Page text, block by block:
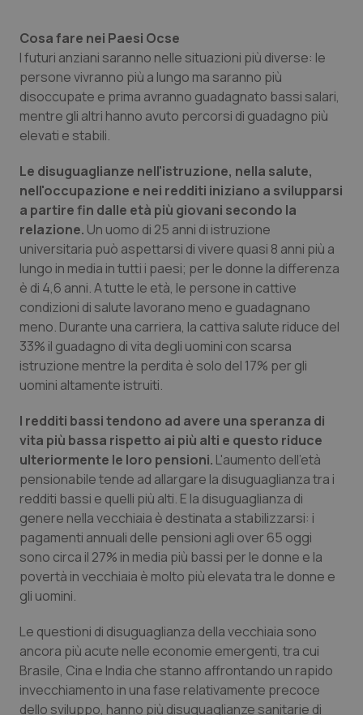
Cosa fare nei Paesi Ocse
I futuri anziani saranno nelle situazioni più diverse: le
persone vivranno più a lungo ma saranno più
disoccupate e prima avranno guadagnato bassi salari,
mentre gli altri hanno avuto percorsi di guadagno più
elevati e stabili.
Le disuguaglianze nell'istruzione, nella salute,
nell'occupazione e nei redditi iniziano a svilupparsi
a partire fin dalle età più giovani secondo la
relazione. Un uomo di 25 anni di istruzione
universitaria può aspettarsi di vivere quasi 8 anni più a
lungo in media in tutti i paesi; per le donne la differenza
è di 4,6 anni. A tutte le età, le persone in cattive
condizioni di salute lavorano meno e guadagnano
meno. Durante una carriera, la cattiva salute riduce del
33% il guadagno di vita degli uomini con scarsa
istruzione mentre la perdita è solo del 17% per gli
uomini altamente istruiti.
I redditi bassi tendono ad avere una speranza di
vita più bassa rispetto ai più alti e questo riduce
ulteriormente le loro pensioni. L'aumento dell'età
pensionabile tende ad allargare la disuguaglianza tra i
redditi bassi e quelli più alti. E la disuguaglianza di
genere nella vecchiaia è destinata a stabilizzarsi: i
pagamenti annuali delle pensioni agli over 65 oggi
sono circa il 27% in media più bassi per le donne e la
povertà in vecchiaia è molto più elevata tra le donne e
gli uomini.
Le questioni di disuguaglianza della vecchiaia sono
ancora più acute nelle economie emergenti, tra cui
Brasile, Cina e India che stanno affrontando un rapido
invecchiamento in una fase relativamente precoce
dello sviluppo, hanno più disuguaglianze sanitarie di